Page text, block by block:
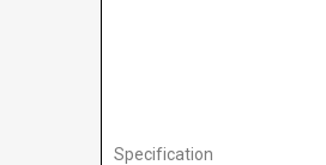
Specification